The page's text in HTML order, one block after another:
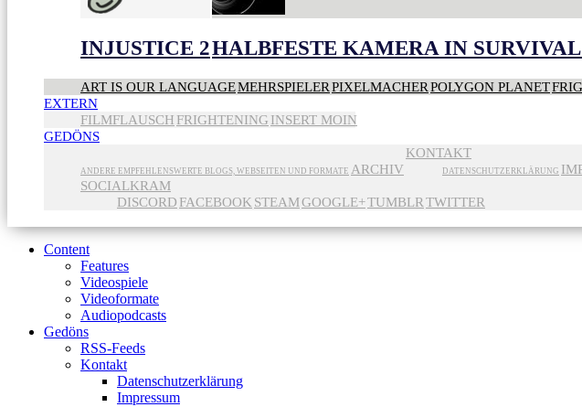
INJUSTICE 2HALBFESTE KAMERA IN
ART IS OUR LANGUAGEMEHRSPIELERPIXELMACHERPOLYGON PLANET
EXTERN
FILMFLAUSCH FRIGHTENING INSERT MOIN
GEDÖNS
ANDERE EMPFEHLENSWERTE BLOGS, WEBSEITEN UND FORMATE ARCHIV
KONTAKT
DATENSCHUTZERKLÄRUNG
SOCIALKRAM
DISCORD FACEBOOK STEAMGOOGLE+TUMBLRTWITTER
Content
Features
Videospiele
Videoformate
Audiopodcasts
Gedöns
RSS-Feeds
Kontakt
Datenschutzerklärung
Impressum